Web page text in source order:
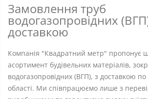
Замовлення труб
водогазопровідних
доставкою
Компанія "Квадратний метр" пропонує
асортимент будівельних матеріалів,
водогазопровідних (ВГП), з доставкою по
області. Ми співпрацюємо лише з